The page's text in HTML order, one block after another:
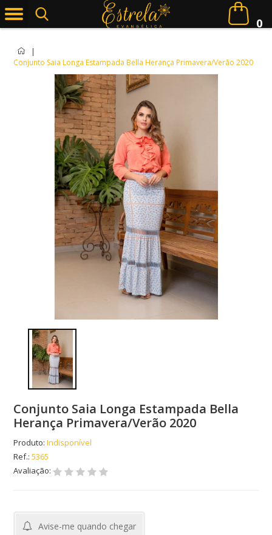
0
|
Conjunto Saia Longa Estampada Bella Herança Primavera/Verão 2020
Conjunto Saia Longa Estampada Bella
Herança Primavera/Verão 2020
Produto: Indisponível
Ref.:5365
Avaliação:
Avise-me quando chegar